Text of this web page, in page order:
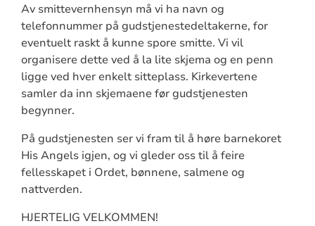
Av smittevernhensyn må vi ha navn og
telefonnummer på gudstjenestedeltakerne, for
eventuelt raskt å kunne spore smitte. Vi vil
organisere dette ved å la lite skjema og en penn
ligge ved hver enkelt sitteplass. Kirkevertene
samler da inn skjemaene før gudstjenesten
begynner.
På gudstjenesten ser vi fram til å høre barnekoret
His Angels igjen, og vi gleder oss til å feire
fellesskapet i Ordet, bønnene, salmene og
nattverden.
HJERTELIG VELKOMMEN!